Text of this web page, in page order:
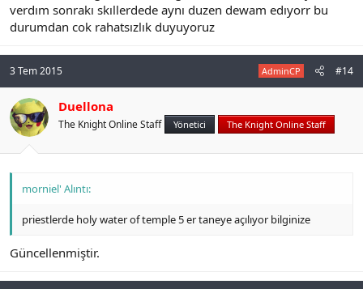
verdım sonrakı skıllerdede aynı duzen dewam edıyorr bu
durumdan cok rahatsızlık duyuyoruz
3 Tem 2015 AdminCP #14
Duellona
The Knight Online Staff Yönetici The Knight Online Staff
morniel' Alıntı:
priestlerde holy water of temple 5 er taneye açılıyor bilginize
Güncellenmiştir.